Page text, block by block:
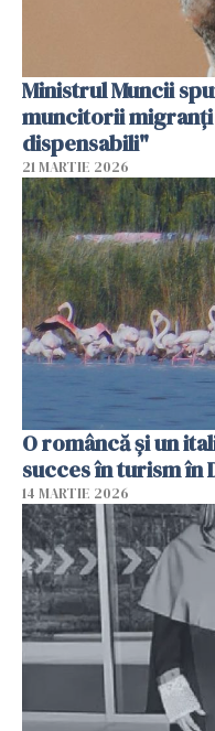
Ministrul Muncii
muncitorii
dispensabili"
21 MARTIE 2026
O româncă și un
succes în turism în
14 MARTIE 2026